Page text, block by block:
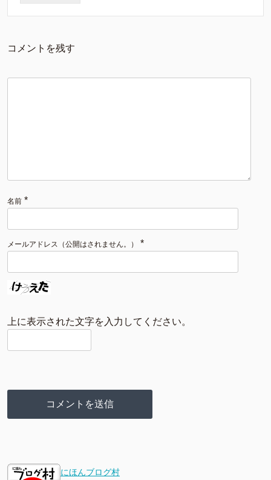
コメントを残す
名前 *
メールアドレス（公開はされません。） *
上に表示された文字を入力してください。
にほんブログ村